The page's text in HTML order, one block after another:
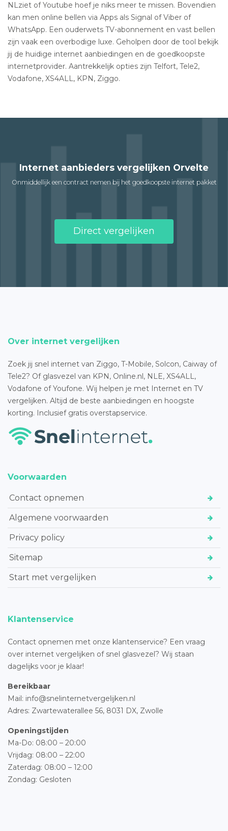
NLziet of Youtube hoef je niks meer te missen. Bovendien
kan men online bellen via Apps als Signal of Viber of
WhatsApp. Een ouderwets TV-abonnement en vast bellen
zijn vaak een overbodige luxe. Geholpen door de tool bekijk
jij de huidige internet aanbiedingen en de goedkoopste
internetprovider. Aantrekkelijk opties zijn Telfort, Tele2,
Vodafone, XS4ALL, KPN, Ziggo.
Internet aanbieders vergelijken Orvelte
Onmiddellijk een contract nemen bij het goedkoopste internet pakket
Direct vergelijken
Over internet vergelijken
Zoek jij snel internet van Ziggo, T-Mobile, Solcon, Caiway of
Tele2? Of glasvezel van KPN, Online.nl, NLE, XS4ALL,
Vodafone of Youfone. Wij helpen je met Internet en TV
vergelijken. Altijd de beste aanbiedingen en hoogste
korting. Inclusief gratis overstapservice.
Voorwaarden
Contact opnemen
Algemene voorwaarden
Privacy policy
Sitemap
Start met vergelijken
Klantenservice
Contact opnemen met onze klantenservice? Een vraag
over internet vergelijken of snel glasvezel? Wij staan
dagelijks voor je klaar!
Bereikbaar
Mail: info@snelinternetvergelijken.nl
Adres: Zwartewaterallee 56, 8031 DX, Zwolle
Openingstijden
Ma-Do: 08:00 – 20:00
Vrijdag: 08:00 – 22:00
Zaterdag: 08:00 – 12:00
Zondag: Gesloten